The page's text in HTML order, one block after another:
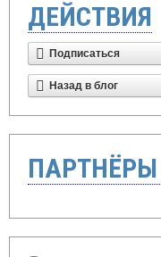
ДЕЙСТВИЯ
Подписаться
Назад в блог